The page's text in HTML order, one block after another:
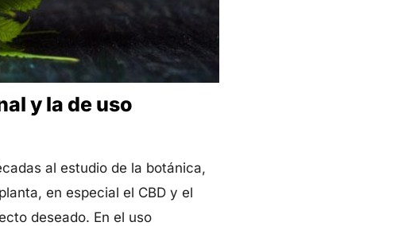
y la de uso
al estudio de la botánica,
en especial el CBD y el
deseado. En el uso